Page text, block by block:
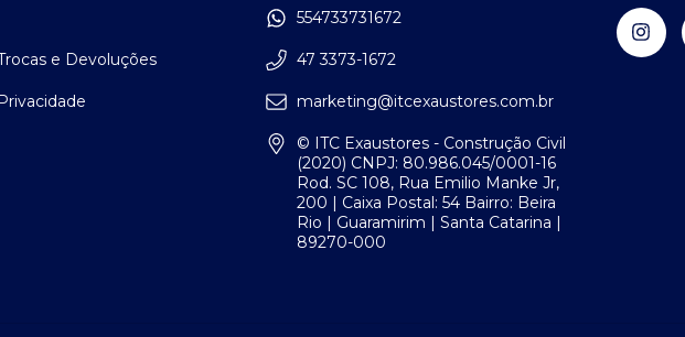
e Devoluções
554733731672
47 3373-1672
marketing@itcexaustores.com.br
© ITC Exaustores - Construção Civil
(2020) CNPJ: 80.986.045/0001-16
Rod. SC 108, Rua Emilio Manke Jr,
200 | Caixa Postal: 54 Bairro: Beira
Rio | Guaramirim | Santa Catarina |
89270-000